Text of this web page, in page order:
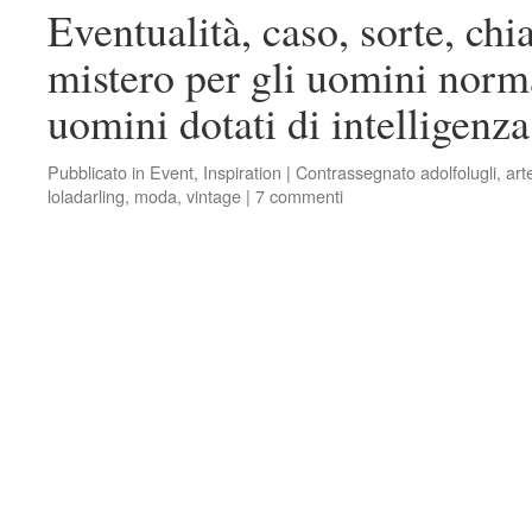
Eventualità, caso, sorte,
mistero per gli uomini
uomini dotati di
Pubblicato in Event, Inspiration | Contrassegnatoadolfolugli,
loladarling, moda, vintage | 7 commenti